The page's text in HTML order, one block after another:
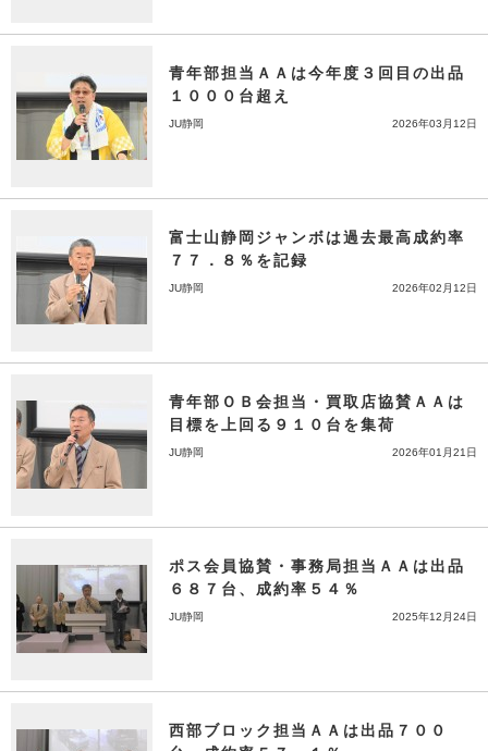
青年部担当ＡＡは今年度３回目の出品
１０００台超え
JU静岡 2026年03月12日
富士山静岡ジャンボは過去最高成約率
７７．８％を記録
JU静岡 2026年02月12日
青年部ＯＢ会担当・買取店協賛ＡＡは
目標を上回る９１０台を集荷
JU静岡 2026年01月21日
ポス会員協賛・事務局担当ＡＡは出品
６８７台、成約率５４％
JU静岡 2025年12月24日
西部ブロック担当ＡＡは出品７００